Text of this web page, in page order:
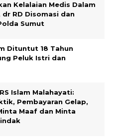
Kelalaian Medis Dalam
dr RD Disomasi dan
Sumut
Dituntut 18 Tahun
Peluk Istri dan
Islam Malahayati:
Pembayaran Gelap,
Maaf dan Minta